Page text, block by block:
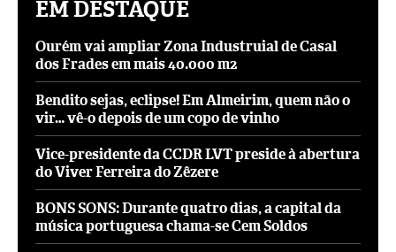
EM DESTAQUE
Ourém vai ampliar Zona Industruial de Casal
dos Frades em mais 40.000 m2
Bendito sejas, eclipse! Em Almeirim, quem não o
vir… vê-o depois de um copo de vinho
Vice-presidente da CCDR LVT preside à abertura
do Viver Ferreira do Zêzere
BONS SONS: Durante quatro dias, a capital da
música portuguesa chama-se Cem Soldos